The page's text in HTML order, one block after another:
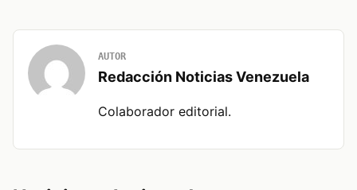
AUTOR
Redacción Noticias Venezuela
Colaborador editorial.